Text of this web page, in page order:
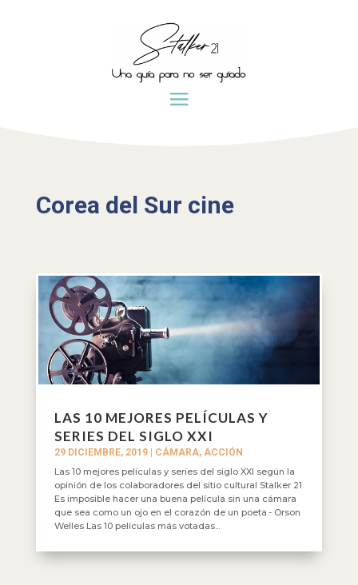
Corea del Sur cine
LAS 10 MEJORES PELÍCULAS Y
SERIES DEL SIGLO XXI
29 DICIEMBRE, 2019| CÁMARA, ACCIÓN
Las 10 mejores películas y series del siglo XXI según la
opinión de los colaboradores del sitio cultural Stalker 21
Es imposible hacer una buena película sin una cámara
que sea como un ojo en el corazón de un poeta.- Orson
Welles Las 10 películas más votadas...